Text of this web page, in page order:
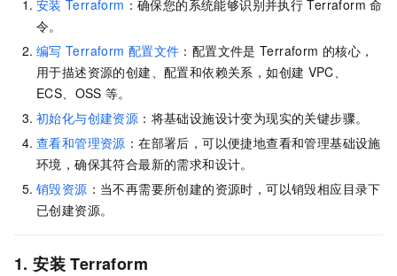
安装 Terraform ：确保您的系统能够识别并执行 Terraform 命
令。
编写 Terraform 配置文件 ：配置文件是 Terraform 的核心，
用于描述资源的创建、配置和依赖关系，如创建 VPC、
ECS、OSS 等。
初始化与创建资源 ：将基础设施设计变为现实的关键步骤。
查看和管理资源 ：在部署后，可以便捷地查看和管理基础设施
环境，确保其符合最新的需求和设计。
销毁资源 ：当不再需要所创建的资源时，可以销毁相应目录下
已创建资源。
1. 安装 Terraform